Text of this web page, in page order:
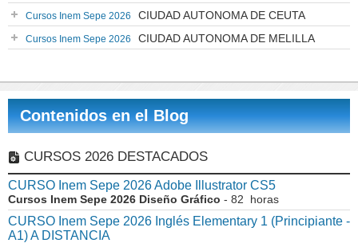
Cursos Inem Sepe 2026 CIUDAD AUTONOMA DE CEUTA
Cursos Inem Sepe 2026 CIUDAD AUTONOMA DE MELILLA
Contenidos en el Blog
CURSOS 2026 DESTACADOS
CURSO Inem Sepe 2026 Adobe Illustrator CS5
Cursos Inem Sepe 2026 Diseño Gráfico - 82 horas
CURSO Inem Sepe 2026 Inglés Elementary 1 (Principiante -
A1) A DISTANCIA